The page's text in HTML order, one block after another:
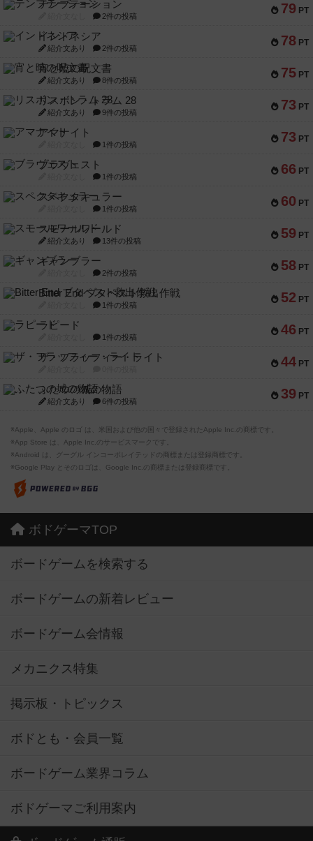
79 PT
テンプテーション
2件の投稿
78 PT
インドネシア
紹介文あり 2件の投稿
75 PT
宵と暁の呪文書
紹介文あり 8件の投稿
73 PT
リスボン・トラム 28
紹介文あり 9件の投稿
73 PT
アマナイト
1件の投稿
66 PT
ブラヴェスト
1件の投稿
60 PT
スペクタキュラー
1件の投稿
59 PT
スモールワールド
紹介文あり 13件の投稿
58 PT
ギャンブラー
2件の投稿
52 PT
Bitter End ブタペスト救出作戦
1件の投稿
46 PT
ラピード
1件の投稿
44 PT
ザ・フラッフィー・ライト
39 PT
ふたつの城の物語
紹介文あり 6件の投稿
※Apple、Apple のロゴ は、米国および他の国々で登録されたApple Inc.の商標です。
※App Store は、Apple Inc.のサービスマークです。
※Android は、グーグル インコーポレイテッドの商標または登録商標です。
※Google Play とそのロゴは、Google Inc.の商標または登録商標です。
ボドゲーマTOP
ボードゲームを検索する
ボードゲームの新着レビュー
ボードゲーム会情報
メカニクス特集
掲示板・トピックス
ボドとも・会員一覧
ボードゲーム業界コラム
ボドゲーマご利用案内